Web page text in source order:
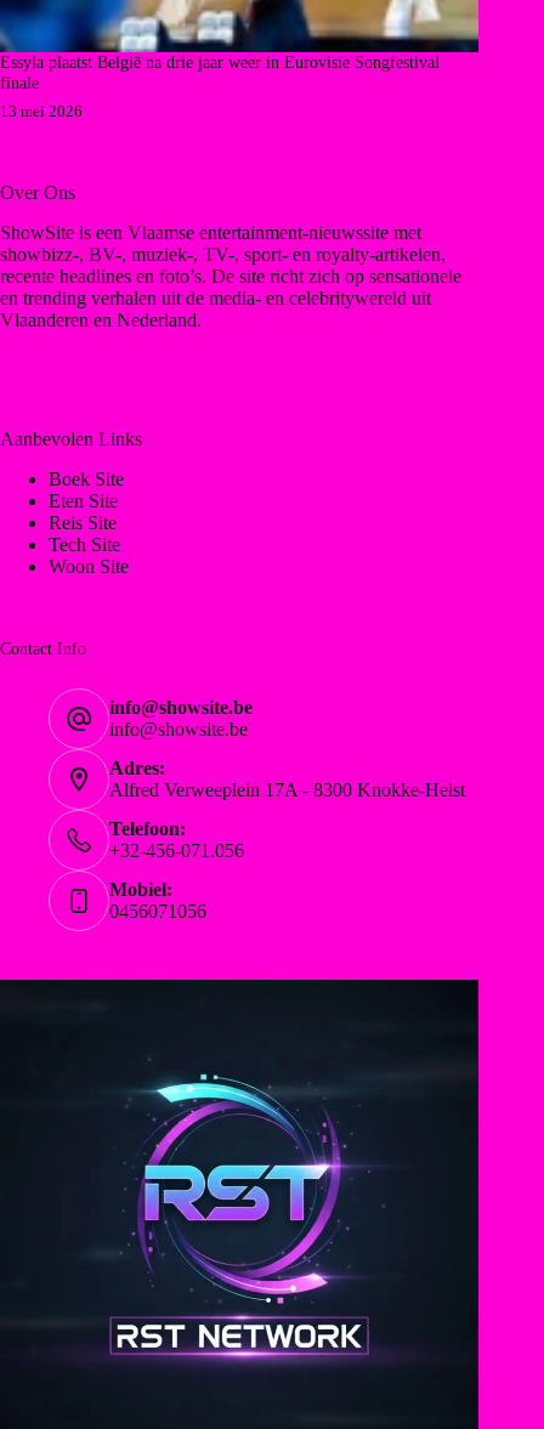
Essyla plaatst België na drie jaar weer in Eurovisie Songfestival
finale
13 mei 2026
Over Ons
ShowSite is een Vlaamse entertainment-nieuwssite met
showbizz-, BV-, muziek-, TV-, sport- en royalty-artikelen,
recente headlines en foto’s. De site richt zich op sensationele
en trending verhalen uit de media- en celebritywereld uit
Vlaanderen en Nederland.
Aanbevolen Links
Boek Site
Eten Site
Reis Site
Tech Site
Woon Site
Contact Info
info@showsite.be
info@showsite.be
Adres:
Alfred Verweeplein 17A - 8300 Knokke-Heist
Telefoon:
+32-456-071.056
Mobiel:
0456071056